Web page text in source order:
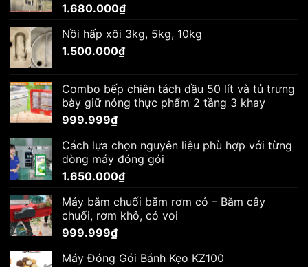
1.680.000₫
Nồi hấp xôi 3kg, 5kg, 10kg
1.500.000₫
Combo bếp chiên tách dầu 50 lít và tủ trưng
bày giữ nóng thực phẩm 2 tầng 3 khay
999.999₫
Cách lựa chọn nguyên liệu phù hợp với từng
dòng máy đóng gói
1.650.000₫
Máy băm chuối băm rơm cỏ – Băm cây
chuối, rơm khô, cỏ voi
999.999₫
Máy Đóng Gói Bánh Kẹo KZ100